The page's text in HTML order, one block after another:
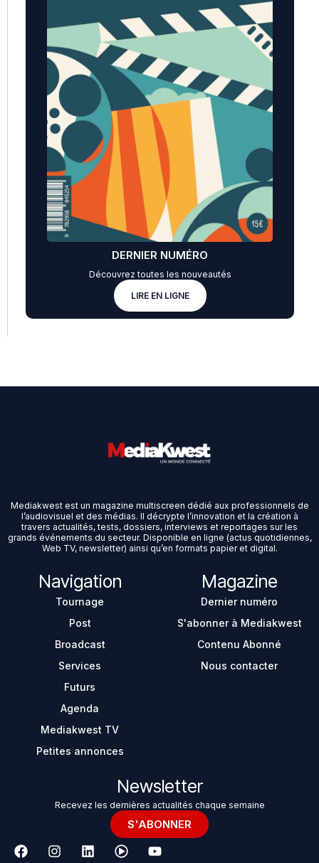
DERNIER NUMÉRO
Découvrez toutes les nouveautés
LIRE EN LIGNE
Mediakwest est un magazine multiscreen dédié aux professionnels de
l’audiovisuel et des médias. Il décrypte l’innovation et la création à
travers actualités, tests, dossiers, interviews et reportages sur les
grands événements du secteur. Disponible en ligne (actus quotidiennes,
Web TV, newsletter) ainsi qu’en formats papier et digital.
Navigation
Tournage
Post
Broadcast
Services
Futurs
Agenda
Mediakwest TV
Petites annonces
Magazine
Dernier numéro
S'abonner à Mediakwest
Contenu Abonné
Nous contacter
Newsletter
Recevez les dernières actualités chaque semaine
S'ABONNER